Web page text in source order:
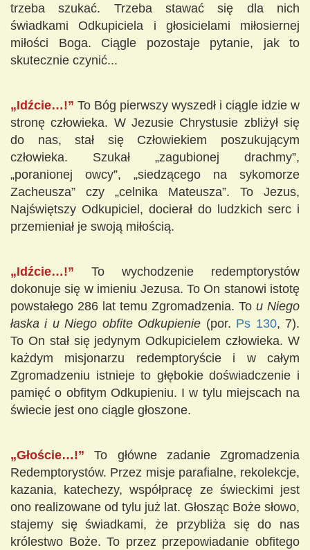
trzeba szukać. Trzeba stawać się dla nich
świadkami Odkupiciela i głosicielami miłosiernej
miłości Boga. Ciągle pozostaje pytanie, jak to
skutecznie czynić...
„Idźcie…!” To Bóg pierwszy wyszedł i ciągle idzie w
stronę człowieka. W Jezusie Chrystusie zbliżył się
do nas, stał się Człowiekiem poszukującym
człowieka. Szukał „zagubionej drachmy”,
„poranionej owcy”, „siedzącego na sykomorze
Zacheusza” czy „celnika Mateusza”. To Jezus,
Najświętszy Odkupiciel, docierał do ludzkich serc i
przemieniał je swoją miłością.
„Idźcie…!” To wychodzenie redemptorystów
dokonuje się w imieniu Jezusa. To On stanowi istotę
powstałego 286 lat temu Zgromadzenia. To u Niego
łaska i u Niego obfite Odkupienie (por. Ps 130, 7).
To On stał się jedynym Odkupicielem człowieka. W
każdym misjonarzu redemptoryście i w całym
Zgromadzeniu istnieje to głębokie doświadczenie i
pamięć o obfitym Odkupieniu. I w tylu miejscach na
świecie jest ono ciągle głoszone.
„Głoście…!”To główne zadanie Zgromadzenia
Redemptorystów. Przez misje parafialne, rekolekcje,
kazania, katechezy, współpracę ze świeckimi jest
ono realizowane od tylu już lat. Głosząc Boże słowo,
stajemy się świadkami, że przybliża się do nas
królestwo Boże. To przez przepowiadanie obfitego